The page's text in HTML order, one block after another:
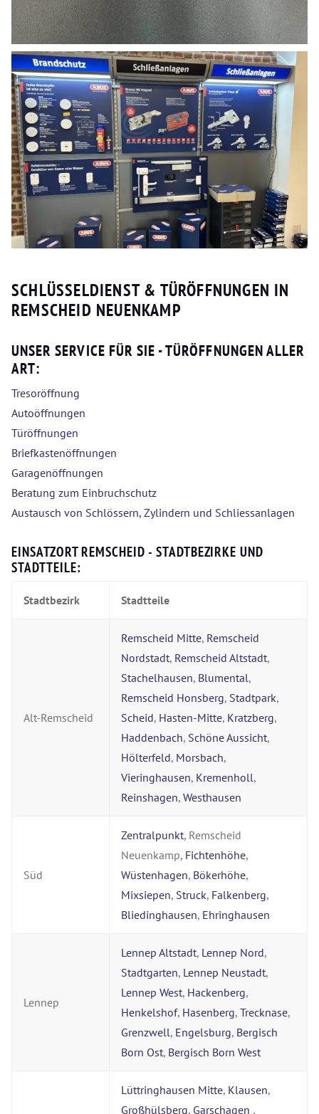
SCHLÜSSELDIENST & TÜRÖFFNUNGEN IN
REMSCHEID NEUENKAMP
UNSER SERVICE FÜR SIE - TÜRÖFFNUNGEN ALLER
ART:
Tresoröffnung
Autoöffnungen
Türöffnungen
Briefkastenöffnungen
Garagenöffnungen
Beratung zum Einbruchschutz
Austausch von Schlössern, Zylindern und Schliessanlagen
EINSATZORT REMSCHEID - STADTBEZIRKE UND
STADTTEILE:
Stadtbezirk Stadtteile
Alt-Remscheid
Remscheid Mitte, Remscheid
Nordstadt, Remscheid Altstadt,
Stachelhausen, Blumental,
Remscheid Honsberg, Stadtpark,
Scheid, Hasten-Mitte, Kratzberg,
Haddenbach, Schöne Aussicht,
Hölterfeld, Morsbach,
Vieringhausen, Kremenholl,
Reinshagen, Westhausen
Süd
Zentralpunkt, Remscheid
Neuenkamp, Fichtenhöhe,
Wüstenhagen, Bökerhöhe,
Mixsiepen, Struck, Falkenberg,
Bliedinghausen, Ehringhausen
Lennep
Lennep Altstadt, Lennep Nord,
Stadtgarten, Lennep Neustadt,
Lennep West, Hackenberg,
Henkelshof, Hasenberg, Trecknase,
Grenzwell, Engelsburg, Bergisch
Born Ost, Bergisch Born West
Lüttringhausen Mitte, Klausen,
Großhülsberg, Garschagen ,